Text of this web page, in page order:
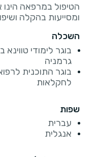
הטיפול במרפאה הינו
ומסייעות בהקלה
השכלה
בוגר לימודי
גרמניה
בוגר התוכנית
לחקלאות
שפות
עברית
אנגלית